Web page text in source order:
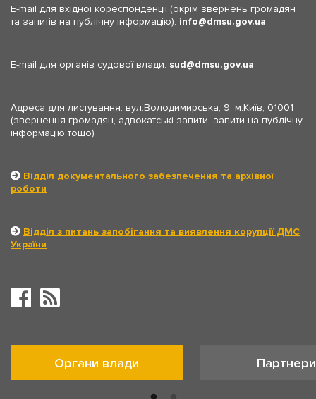
E-mail для вхідної кореспонденції (окрім звернень громадян
та запитів на публічну інформацію): info dmsu.gov.ua
E-mail для органів судової влади: sud dmsu.gov.ua
Адреса для листування: вул.Володимирська, 9, м.Київ, 01001
(звернення громадян, адвокатські запити, запити на публічну
інформацію тощо)
Відділ документального забезпечення та архівної
роботи
Відділ з питань запобігання та виявлення корупції ДМС
України
Органи влади Партнери